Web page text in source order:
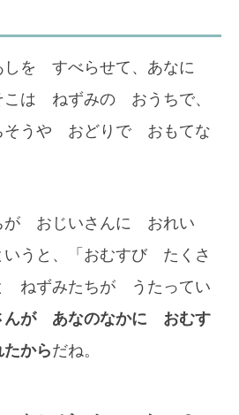
を すべらせて、あなに
こは ねずみの おうちで、
そうや おどりで おもてな
おじいさんに おれい
うと、「おむすび たくさ
ねずみたちが うたってい
んが あなのなかに おむす
からだね。